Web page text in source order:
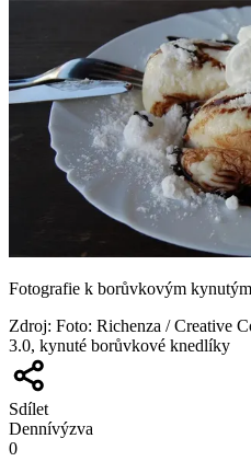
Fotografie k borůvkovým
Zdroj: Foto: Richenza / Creative
3.0, kynuté borůvkové knedlíky
Sdílet
Dennívýzva
0